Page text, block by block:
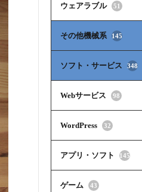
ウェアラブル 51
その他機械系 145
ソフト・サービス 348
Webサービス 98
WordPress 32
アプリ・ソフト 145
ゲーム 43